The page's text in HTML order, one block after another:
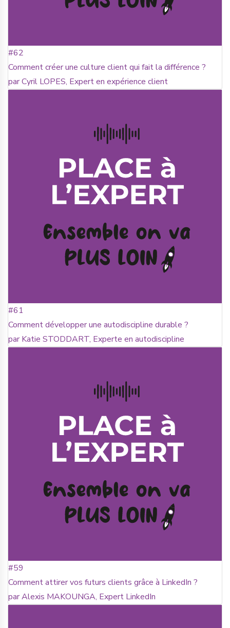
#62
Comment créer une culture client qui fait la différence ?
par Cyril LOPES, Expert en expérience client
#61
Comment développer une autodiscipline durable ?
par Katie STODDART, Experte en autodiscipline
#59
Comment attirer vos futurs clients grâce à LinkedIn ?
par Alexis MAKOUNGA, Expert LinkedIn